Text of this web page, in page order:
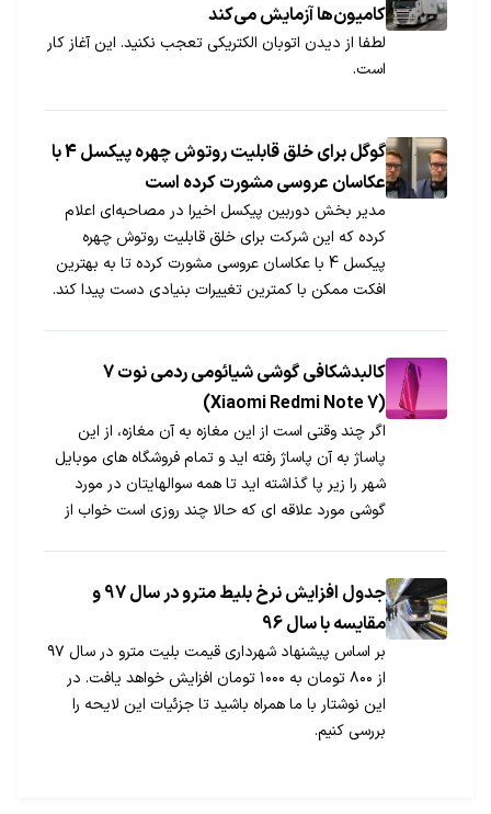
کامیون‌ها آزمایش می‌کند
لطفا از دیدن اتوبان الکتریکی تعجب نکنید. این آغاز کار
است.
گوگل برای خلق قابلیت روتوش چهره پیکسل 4 با
عکاسان عروسی مشورت کرده است
مدیر بخش دوربین پیکسل اخیرا در مصاحبه‌ای اعلام
کرده که این شرکت برای خلق قابلیت روتوش چهره
پیکسل 4 با عکاسان عروسی مشورت کرده تا به بهترین
افکت ممکن با کمترین تغییرات بنیادی دست پیدا کند.
کالبدشکافی گوشی شیائومی ردمی نوت 7
(Xiaomi Redmi Note 7)
اگر چند وقتی است از این مغازه به آن مغازه، از این
پاساژ به آن پاساژ رفته اید و تمام فروشگاه های موبایل
شهر را زیر پا گذاشته اید تا همه سوالهایتان در مورد
گوشی مورد علاقه ای که حالا چند روزی است خواب از
که میخواهید بخرید یا نه ... یک خبر خوب برای شما
داریم.
جدول افزایش نرخ بلیط مترو در سال 97 و
مقایسه با سال 96
بر اساس پیشنهاد شهرداری قیمت بلیت مترو در سال ۹۷
از ۸۰۰ تومان به ۱۰۰۰ تومان افزایش خواهد یافت. در
این نوشتار با ما همراه باشید تا جزئیات این لایحه را
بررسی کنیم.